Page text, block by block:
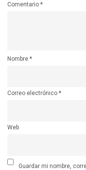
Comentario *
Nombre *
Correo electrónico *
Web
Guardar mi nombre,